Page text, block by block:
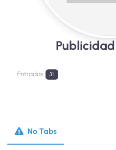
Entradas 31
No Tabs